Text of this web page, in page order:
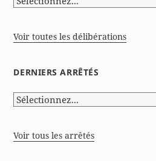
Voir toutes les délibérations
DERNIERS ARRÊTÉS
Voir tous les arrêtés